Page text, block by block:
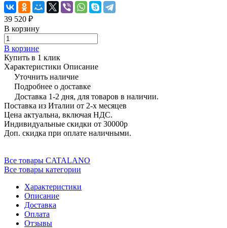
39 520 ₽
В корзину
В корзине
Купить в 1 клик
Характеристики Описание
Уточнить наличие
Подробнее о доставке
Доставка 1-2 дня, для товаров в наличии.
Поставка из Италии от 2-х месяцев
Цена актуальна, включая НДС.
Индивидуальные скидки от 30000р
Доп. скидка при оплате наличными.
Все товары CATALANO
Все товары категории
Характеристики
Описание
Доставка
Оплата
Отзывы